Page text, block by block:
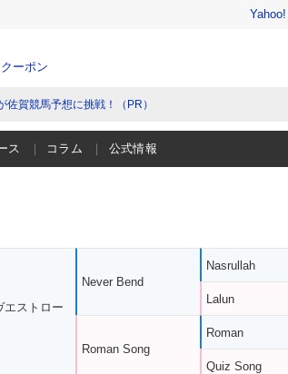
ーポン
佐賀競馬予想に挑戦！（PR）
ス コラム 公式情報
エストロー
Never Bend
Roman Song
Nasrullah
Lalun
Roman
Quiz Song